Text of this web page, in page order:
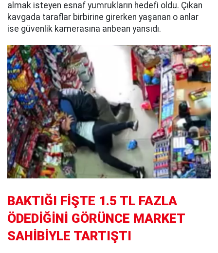
almak isteyen esnaf yumrukların hedefi oldu. Çıkan
kavgada taraflar birbirine girerken yaşanan o anlar
ise güvenlik kamerasına anbean yansıdı.
BAKTIĞI FİŞTE 1.5 TL FAZLA
ÖDEDİĞİNİ GÖRÜNCE MARKET
SAHİBİYLE TARTIŞTI